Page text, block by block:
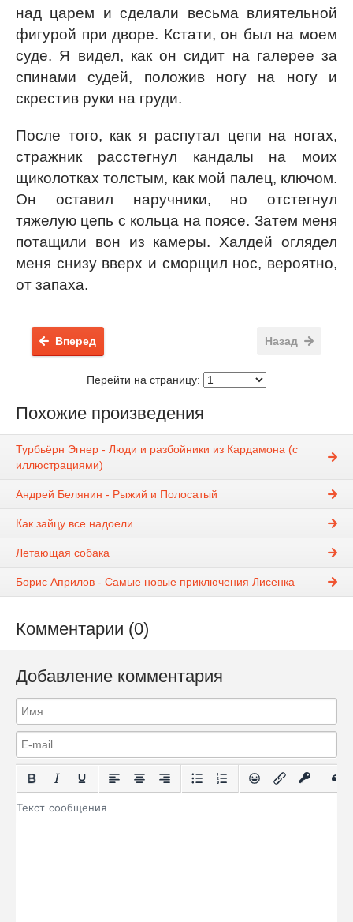
над царем и сделали весьма влиятельной
фигурой при дворе. Кстати, он был на моем
суде. Я видел, как он сидит на галерее за
спинами судей, положив ногу на ногу и
скрестив руки на груди.
После того, как я распутал цепи на ногах,
стражник расстегнул кандалы на моих
щиколотках толстым, как мой палец, ключом.
Он оставил наручники, но отстегнул
тяжелую цепь с кольца на поясе. Затем меня
потащили вон из камеры. Халдей оглядел
меня снизу вверх и сморщил нос, вероятно,
от запаха.
Назад
Вперед
Перейти на страницу:
Похожие произведения
Турбьёрн Эгнер - Люди и разбойники из Кардамона (с
иллюстрациями)
Андрей Белянин - Рыжий и Полосатый
Как зайцу все надоели
Летающая собака
Борис Априлов - Самые новые приключения Лисенка
Комментарии (0)
Добавление комментария